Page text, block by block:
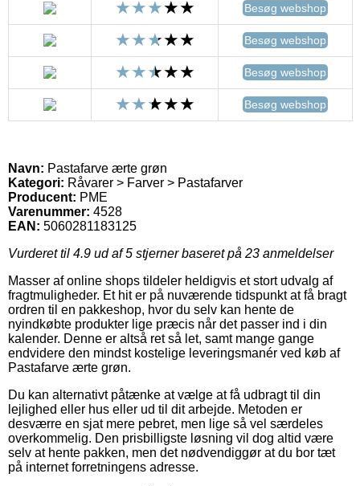
Besøg webshop
Besøg webshop
Besøg webshop
Besøg webshop
Navn: Pastafarve ærte grøn
Kategori: Råvarer > Farver > Pastafarver
Producent: PME
Varenummer: 4528
EAN: 5060281183125
Vurderet til 4.9 ud af 5 stjerner baseret på 23 anmeldelser
Masser af online shops tildeler heldigvis et stort udvalg af
fragtmuligheder. Et hit er på nuværende tidspunkt at få bragt
ordren til en pakkeshop, hvor du selv kan hente de
nyindkøbte produkter lige præcis når det passer ind i din
kalender. Denne er altså ret så let, samt mange gange
endvidere den mindst kostelige leveringsmanér ved køb af
Pastafarve ærte grøn.
Du kan alternativt påtænke at vælge at få udbragt til din
lejlighed eller hus eller ud til dit arbejde. Metoden er
desværre en sjat mere pebret, men lige så vel særdeles
overkommelig. Den prisbilligste løsning vil dog altid være
selv at hente pakken, men det nødvendiggør at du bor tæt
på internet forretningens adresse.